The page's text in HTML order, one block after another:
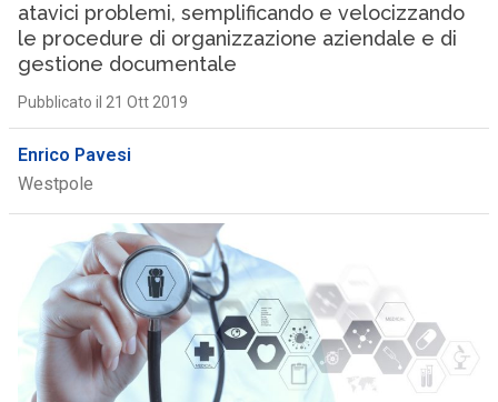
atavici problemi, semplificando e velocizzando
le procedure di organizzazione aziendale e di
gestione documentale
Pubblicato il 21 Ott 2019
Enrico Pavesi
Westpole